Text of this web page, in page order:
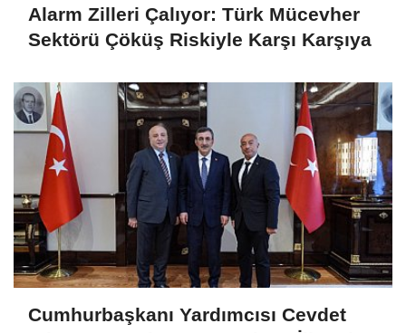
Alarm Zilleri Çalıyor: Türk Mücevher
Sektörü Çöküş Riskiyle Karşı Karşıya
Cumhurbaşkanı Yardımcısı Cevdet